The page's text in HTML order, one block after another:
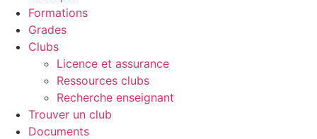
Formations
Grades
Clubs
Licence et assurance
Ressources clubs
Recherche enseignant
Trouver un club
Documents